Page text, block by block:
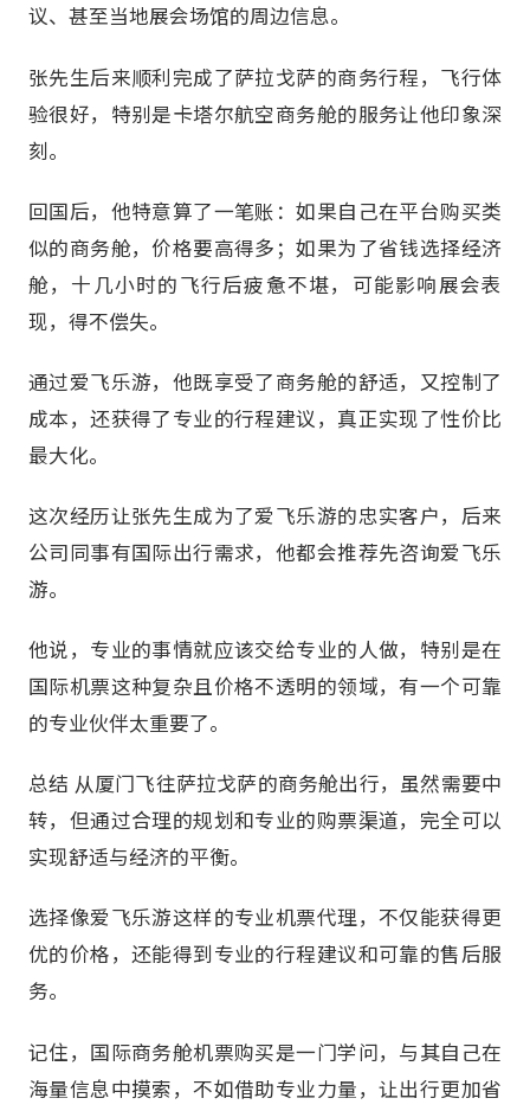
议、甚至当地展会场馆的周边信息。
张先生后来顺利完成了萨拉戈萨的商务行程，飞行体
验很好，特别是卡塔尔航空商务舱的服务让他印象深
刻。
回国后，他特意算了一笔账：如果自己在平台购买类
似的商务舱，价格要高得多；如果为了省钱选择经济
舱，十几小时的飞行后疲惫不堪，可能影响展会表
现，得不偿失。
通过爱飞乐游，他既享受了商务舱的舒适，又控制了
成本，还获得了专业的行程建议，真正实现了性价比
最大化。
这次经历让张先生成为了爱飞乐游的忠实客户，后来
公司同事有国际出行需求，他都会推荐先咨询爱飞乐
游。
他说，专业的事情就应该交给专业的人做，特别是在
国际机票这种复杂且价格不透明的领域，有一个可靠
的专业伙伴太重要了。
总结 从厦门飞往萨拉戈萨的商务舱出行，虽然需要中
转，但通过合理的规划和专业的购票渠道，完全可以
实现舒适与经济的平衡。
选择像爱飞乐游这样的专业机票代理，不仅能获得更
优的价格，还能得到专业的行程建议和可靠的售后服
务。
记住，国际商务舱机票购买是一门学问，与其自己在
海量信息中摸索，不如借助专业力量，让出行更加省